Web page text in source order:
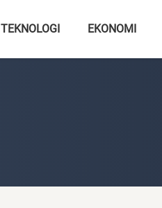
TEKNOLOGI EKONOMI